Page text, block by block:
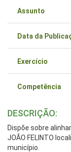
Assunto
Data da
Exercício
Competência
DESCRIÇÃO:
Dispõe sobre
JOÃO FELINTO
município.